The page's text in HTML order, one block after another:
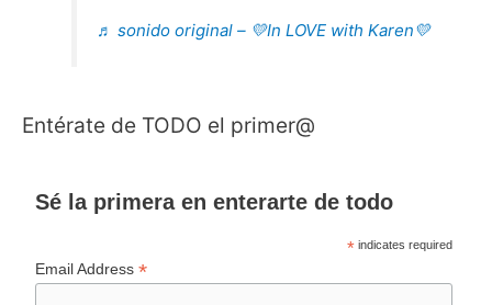
♬ sonido original – 💛In LOVE with Karen💛
Entérate de TODO el primer@
Sé la primera en enterarte de todo
* indicates required
Email Address*